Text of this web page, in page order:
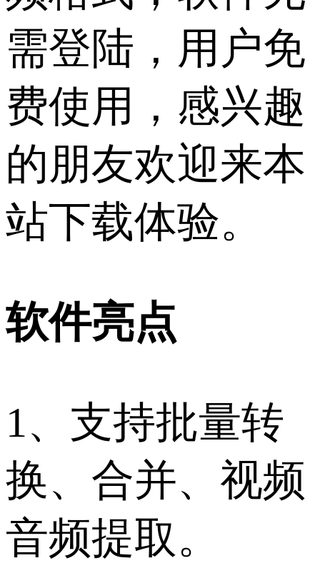
需登陆，用户免
费使用，感兴趣
的朋友欢迎来本
站下载体验。
软件亮点
1、支持批量转
换、合并、视频
音频提取。